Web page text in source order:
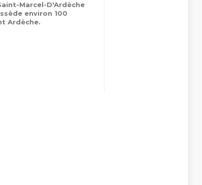
Marcel-D'Ardèche
environ 100
Ardèche.